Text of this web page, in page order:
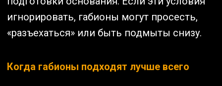
игнорировать, габионы могут просесть,
«разъехаться» или быть подмыты снизу.
Когда габионы подходят лучше всего